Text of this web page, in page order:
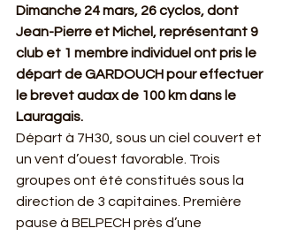
Dimanche 24 mars, 26 cyclos, dont
Jean-Pierre et Michel, représentant 9
club et 1 membre individuel ont pris le
départ de GARDOUCH pour effectuer
le brevet audax de 100 km dans le
Lauragais.
Départ à 7H30, sous un ciel couvert et
un vent d’ouest favorable. Trois
groupes ont été constitués sous la
direction de 3 capitaines. Première
pause à BELPECH près d’une